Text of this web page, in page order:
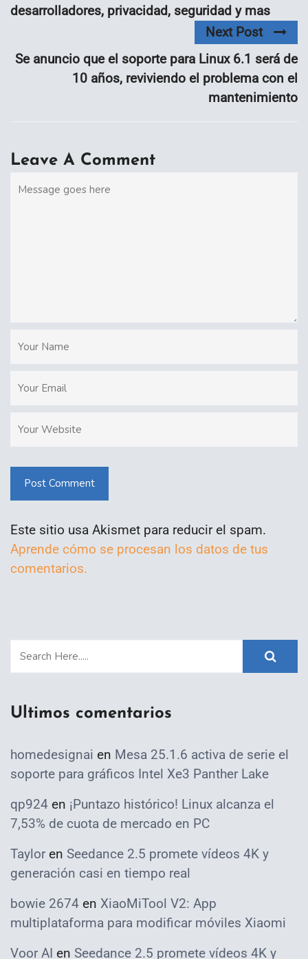
desarrolladores, privacidad, seguridad y mas
Next Post
Se anuncio que el soporte para Linux 6.1 será de
10 años, reviviendo el problema con el
mantenimiento
Leave A Comment
Post Comment
Este sitio usa Akismet para reducir el spam.
Aprende cómo se procesan los datos de tus
comentarios.
Ultimos comentarios
homedesignai en Mesa 25.1.6 activa de serie el
soporte para gráficos Intel Xe3 Panther Lake
qp924 en ¡Puntazo histórico! Linux alcanza el
7,53% de cuota de mercado en PC
Taylor en Seedance 2.5 promete vídeos 4K y
generación casi en tiempo real
bowie 2674 en XiaoMiTool V2: App
multiplataforma para modificar móviles Xiaomi
Voor AI en Seedance 2.5 promete vídeos 4K y